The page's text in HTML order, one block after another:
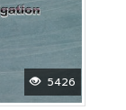
5426